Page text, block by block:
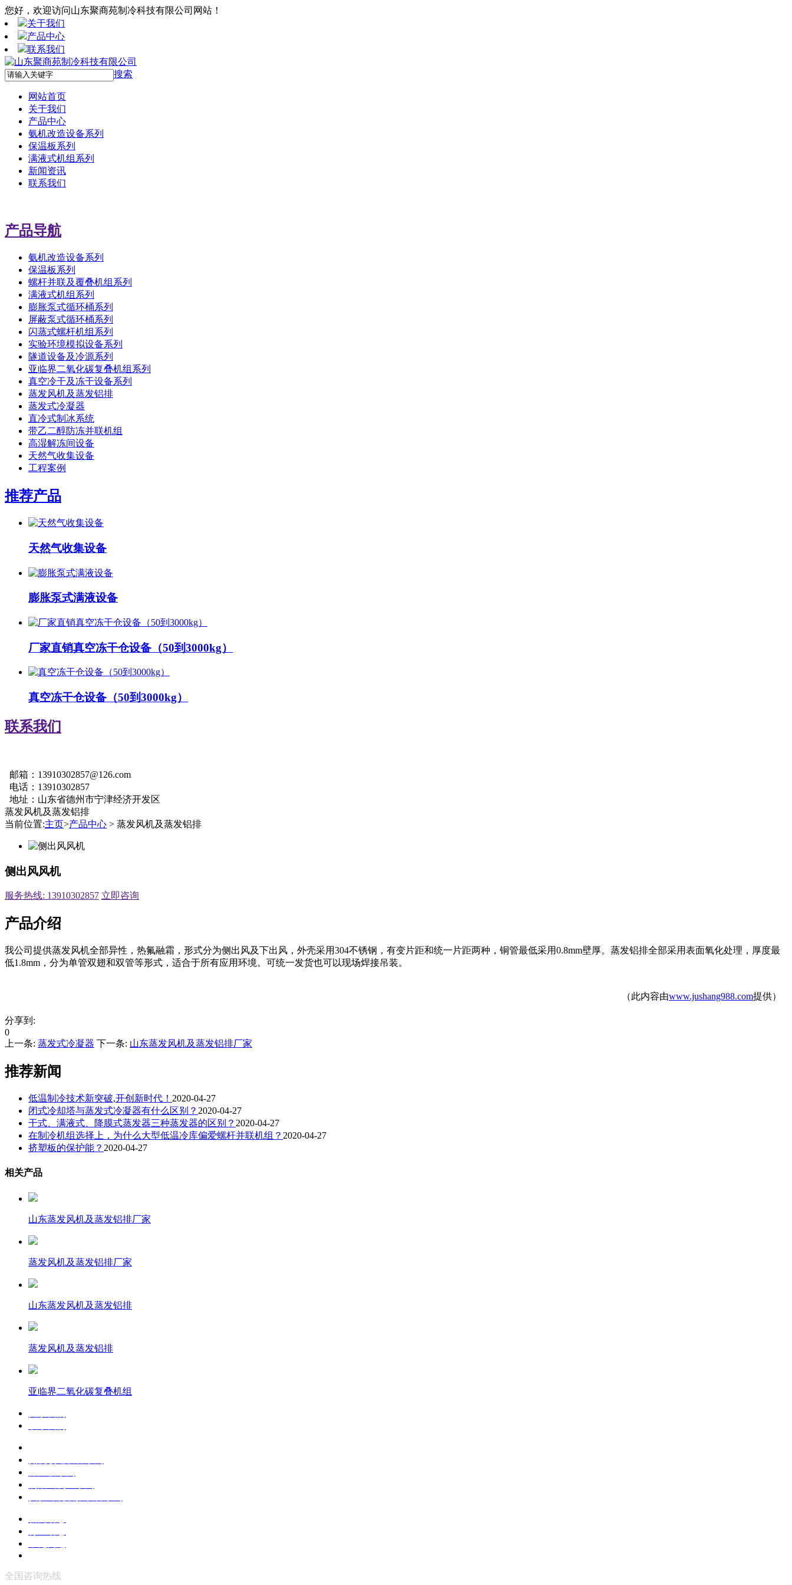
您好，欢迎访问山东聚商苑制冷科技有限公司网站！
关于我们
产品中心
联系我们
搜索
网站首页
关于我们
产品中心
氨机改造设备系列
保温板系列
满液式机组系列
新闻资讯
联系我们
产品导航
氨机改造设备系列
保温板系列
螺杆并联及覆叠机组系列
满液式机组系列
膨胀泵式循环桶系列
屏蔽泵式循环桶系列
闪蒸式螺杆机组系列
实验环境模拟设备系列
隧道设备及冷源系列
亚临界二氧化碳复叠机组系列
真空冷干及冻干设备系列
蒸发风机及蒸发铝排
蒸发式冷凝器
直冷式制冰系统
带乙二醇防冻并联机组
高湿解冻间设备
天然气收集设备
工程案例
推荐产品
天然气收集设备
膨胀泵式满液设备
厂家直销真空冻干仓设备（50到3000kg）
真空冻干仓设备（50到3000kg）
联系我们
邮箱：13910302857@126.com
电话：13910302857
地址：山东省德州市宁津经济开发区
蒸发风机及蒸发铝排
当前位置:主页>产品中心 > 蒸发风机及蒸发铝排
侧出风风机
服务热线: 13910302857 立即咨询
产品介绍
我公司提供蒸发风机全部异性，热氟融霜，形式分为侧出风及下出风，外壳采用304不锈钢，有变片距和统一片距两种，铜管最低采用0.8mm壁厚。蒸发铝排全部采用表面氧化处理，厚度最
低1.8mm，分为单管双翅和双管等形式，适合于所有应用环境。可统一发货也可以现场焊接吊装。
（此内容由www.jushang988.com提供）
分享到:
0
上一条: 蒸发式冷凝器 下一条: 山东蒸发风机及蒸发铝排厂家
推荐新闻
低温制冷技术新突破,开创新时代！ 2020-04-27
闭式冷却塔与蒸发式冷凝器有什么区别？ 2020-04-27
干式、满液式、降膜式蒸发器三种蒸发器的区别？ 2020-04-27
在制冷机组选择上，为什么大型低温冷库偏爱螺杆并联机组？ 2020-04-27
挤塑板的保护能？ 2020-04-27
相关产品
山东蒸发风机及蒸发铝排厂家
蒸发风机及蒸发铝排厂家
山东蒸发风机及蒸发铝排
蒸发风机及蒸发铝排
亚临界二氧化碳复叠机组
全国咨询热线